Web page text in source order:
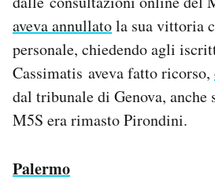
aveva annullatola sua vittoria
personale, chiedendo agli
Cassimatis aveva fatto ricorso,
dal tribunale di Genova, anche
M5S era rimasto Pirondini.
Palermo